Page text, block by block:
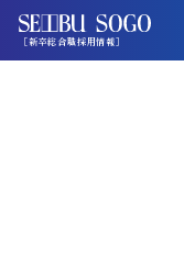
［新卒総合職採用情報］